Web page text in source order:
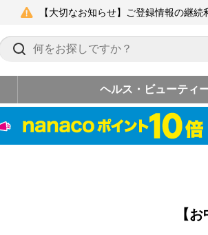
【大切なお知らせ】ご登録情報の継
ヘルス・ビューティ
【